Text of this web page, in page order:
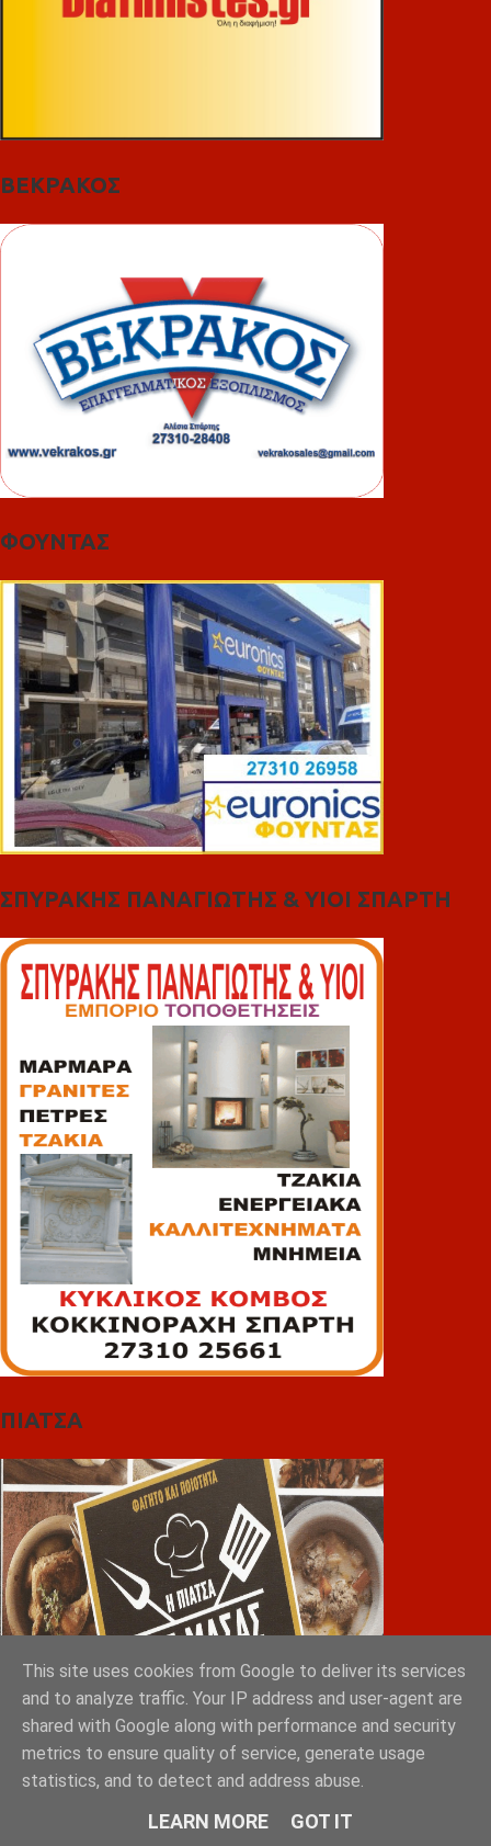
ΒΕΚΡΑΚΟΣ
ΦΟΥΝΤΑΣ
ΣΠΥΡΑΚΗΣ ΠΑΝΑΓΙΩΤΗΣ & YIOI ΣΠΑΡΤΗ
ΠΙΑΤΣΑ
Greek Exports Directory
This site uses cookies from Google to deliver its services
and to analyze traffic. Your IP address and user-agent are
shared with Google along with performance and security
metrics to ensure quality of service, generate usage
statistics, and to detect and address abuse.
LEARN MORE GOT IT